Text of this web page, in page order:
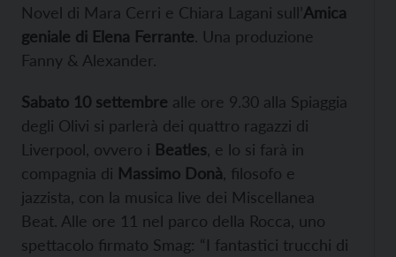
Novel di Mara Cerri e Chiara Lagani sull’Amica
geniale di Elena Ferrante. Una produzione
Fanny & Alexander.
Sabato 10 settembre alle ore 9.30 alla Spiaggia
degli Olivi si parlerà dei quattro ragazzi di
Liverpool, ovvero i Beatles , e lo si farà in
compagnia di Massimo Donà , filosofo e
jazzista, con la musica live dei Miscellanea
Beat. Alle ore 11 nel parco della Rocca, uno
spettacolo firmato Smag: “I fantastici trucchi di